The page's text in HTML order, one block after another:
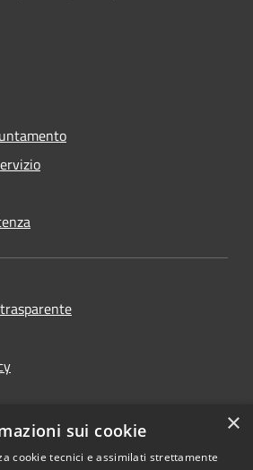
×
sui cookie
cookie tecnici e assimilati strettamente